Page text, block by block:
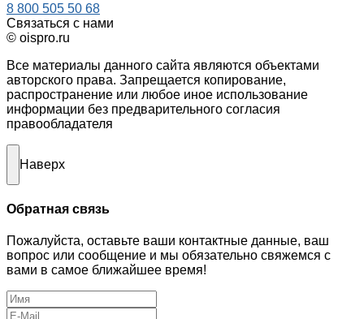
8 800 505 50 68
Связаться с нами
© oispro.ru
Все материалы данного сайта являются объектами
авторского права. Запрещается копирование,
распространение или любое иное использование
информации без предварительного согласия
правообладателя
Наверх
Обратная связь
Пожалуйста, оставьте ваши контактные данные, ваш
вопрос или сообщение и мы обязательно свяжемся с
вами в самое ближайшее время!